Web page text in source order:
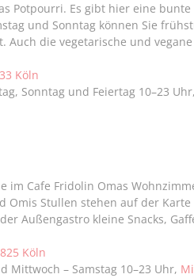
Potpourri. Es gibt hier eine
und Sonntag können Sie
die vegetarische und
Köln
Sonntag und Feiertag 10–23
im Cafe Fridolin Omas
Omis Stullen stehen auf der
Außengastro kleine Snacks,
Köln
Mittwoch – Samstag 10–23 Uhr,